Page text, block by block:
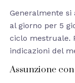
Generalmente
al giorno per 5
ciclo mestruale.
indicazioni del
Assunzione